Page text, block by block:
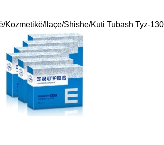
Kozmetikë/Ilaçe/Shishe/Kuti Tubash Tyz-130